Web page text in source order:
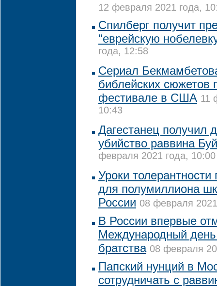
12 февраля 2021 года,
Спилберг получит
"еврейскую
года, 12:58
Сериал
библейских сюжетов
фестивале в США 11
10:43
Дагестанец получил
убийство раввина
февраля 2021 года, 10:00
Уроки
для полумиллиона
России 08 февраля
В России впервые
Международный день
братства 08 февраля
Папский нунций в
сотрудничать с